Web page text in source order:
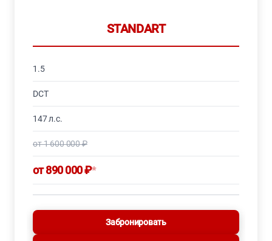
STANDART
1.5
DCT
147 л.с.
от 1 600 000 ₽
от 890 000 ₽*
Забронировать